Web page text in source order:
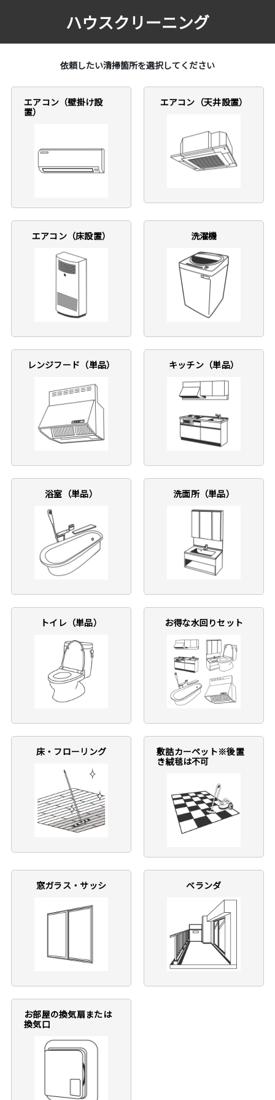
ハウスクリーニング
依頼したい清掃箇所を選択してください
エアコン（壁掛け設
置）
エアコン（天井設置）
エアコン（床設置） 洗濯機
レンジフード（単品） キッチン（単品）
浴室（単品） 洗面所（単品）
トイレ（単品） お得な水回りセット
床・フローリング
敷詰カーペット※後置
き絨毯は不可
窓ガラス・サッシ ベランダ
お部屋の換気扇または
換気口